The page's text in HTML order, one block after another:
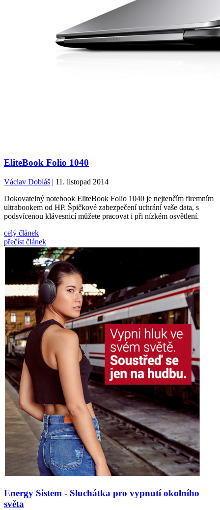
EliteBook Folio 1040
Václav Dobiáš| 11. listopad 2014
Dokovatelný notebook EliteBook Folio 1040 je nejtenčím firemním
ultrabookem od HP. Špičkové zabezpečení uchrání vaše data, s
podsvícenou klávesnicí můžete pracovat i při nízkém osvětlení.
celý článek
přečíst článek
Energy Sistem - Sluchátka pro vypnutí okolního
světa